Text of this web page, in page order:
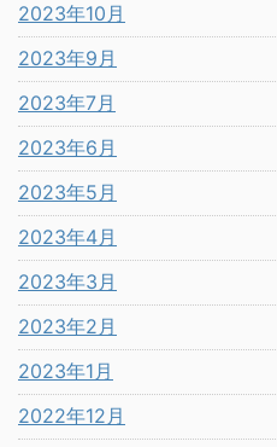
2023年10月
2023年9月
2023年7月
2023年6月
2023年5月
2023年4月
2023年3月
2023年2月
2023年1月
2022年12月